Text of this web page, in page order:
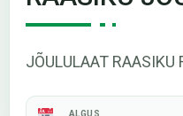
JÕULULAAT RAASIKU
ALGUS